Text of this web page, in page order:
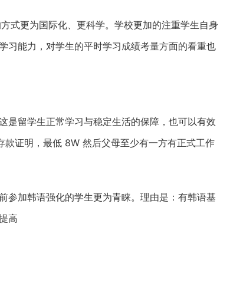
式更为国际化、更科学。学校更加的注重学生自身
习能力，对学生的平时学习成绩考量方面的看重也
是留学生正常学习与稳定生活的保障，也可以有效
证明，最低 8W 然后父母至少有一方有正式工作
参加韩语强化的学生更为青睐。理由是：有韩语基
高